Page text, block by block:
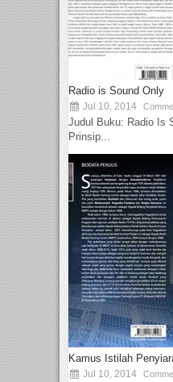
Radio is Sound Only
Jul 10, 2014
Judul Buku: Radio Is
Prinsip...
Kamus Istilah
Jul 10, 2014